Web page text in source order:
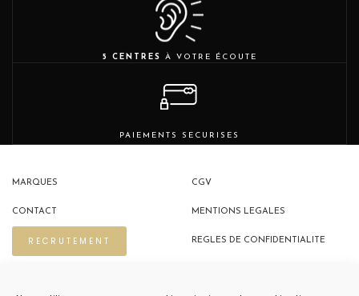
5 CENTRES À VOTRE ÉCOUTE
PAIEMENTS SECURISES
MARQUES
CONTACT
RECRUTEMENT
CGV
MENTIONS LEGALES
REGLES DE CONFIDENTIALITE